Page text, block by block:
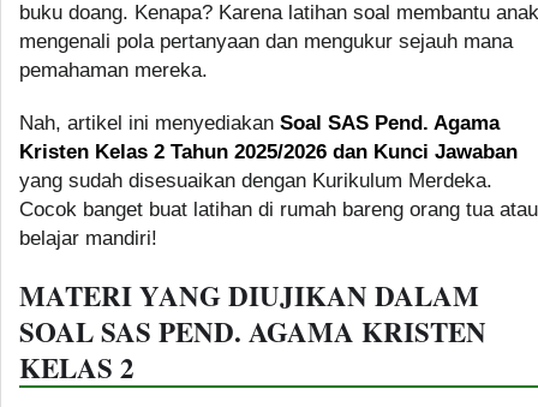
buku doang. Kenapa? Karena latihan soal membantu anak
mengenali pola pertanyaan dan mengukur sejauh mana
pemahaman mereka.
Nah, artikel ini menyediakan Soal SAS Pend. Agama
Kristen Kelas 2 Tahun 2025/2026 dan Kunci Jawaban
yang sudah disesuaikan dengan Kurikulum Merdeka.
Cocok banget buat latihan di rumah bareng orang tua atau
belajar mandiri!
MATERI YANG DIUJIKAN DALAM
SOAL SAS PEND. AGAMA KRISTEN
KELAS 2